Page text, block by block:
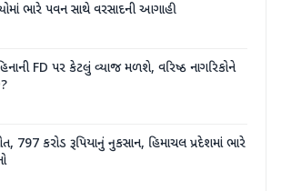
ભારે પવન સાથે વરસાદની આગાહી
FD પર કેટલું વ્યાજ મળશે, વરિષ્ઠ નાગરિકોને
797 કરોડ રૂપિયાનું નુકસાન, હિમાચલ પ્રદેશમાં ભારે